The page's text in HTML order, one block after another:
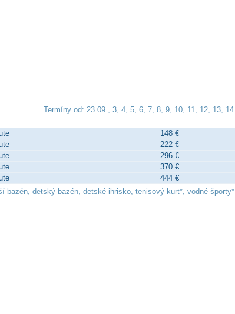
Termíny od: 23.09., 3, 4, 5, 6, 7, 8, 9, 10, 11, 12, 13, 14
148 €
222 €
296 €
370 €
444 €
bazén, detský bazén, detské ihrisko, tenisový kurt*, vodné